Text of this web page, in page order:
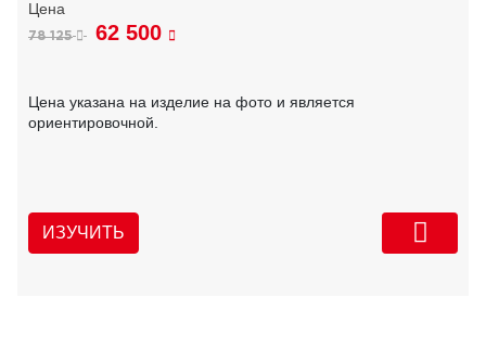
78 125 62 500
Цена указана на изделие на фото и является
ориентировочной.
ИЗУЧИТЬ